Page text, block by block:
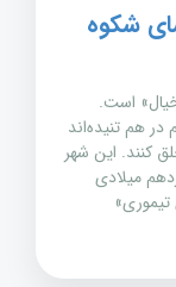
شکوه
است.
در هم تنیده‌اند
کنند. این شهر
میلادی
تیموری»